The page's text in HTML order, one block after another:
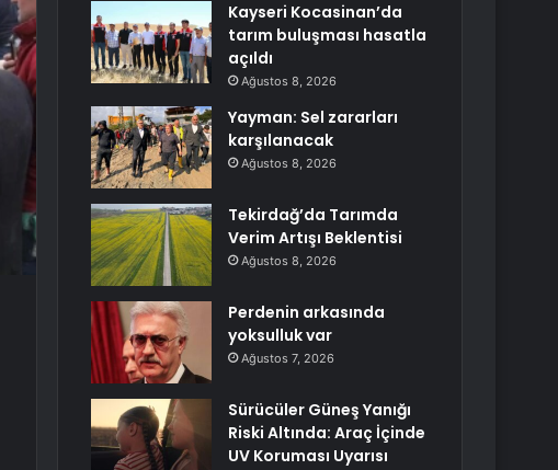
Kayseri Kocasinan’da
tarım buluşması hasatla
açıldı
Ağustos 8, 2026
Yayman: Sel zararları
karşılanacak
Ağustos 8, 2026
Tekirdağ’da Tarımda
Verim Artışı Beklentisi
Ağustos 8, 2026
Perdenin arkasında
yoksulluk var
Ağustos 7, 2026
Sürücüler Güneş Yanığı
Riski Altında: Araç İçinde
UV Koruması Uyarısı